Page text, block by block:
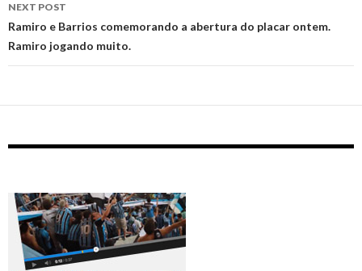
NEXT POST
Ramiro e Barrios comemorando a abertura do placar ontem.
Ramiro jogando muito.